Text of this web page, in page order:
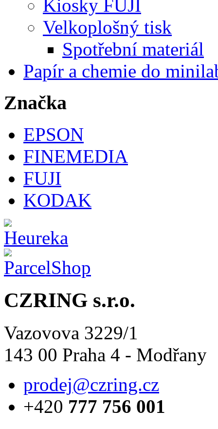
Kiosky FUJI
Velkoplošný tisk
Spotřební materiál
Papír a chemie do
Značka
EPSON
FINEMEDIA
FUJI
KODAK
CZRING s.r.o.
Vazovova 3229/1
143 00 Praha 4 - Modřany
prodej@czring.cz
+420 777 756 001